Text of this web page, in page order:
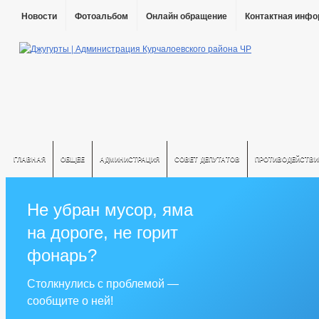
Новости Фотоальбом Онлайн обращение Контактная
ГЛАВНАЯ ОБЩЕЕ АДМИНИСТРАЦИЯ СОВЕТ ДЕПУТАТОВ
Не убран мусор, яма
на дороге, не горит
фонарь?
Столкнулись с проблемой —
сообщите о ней!